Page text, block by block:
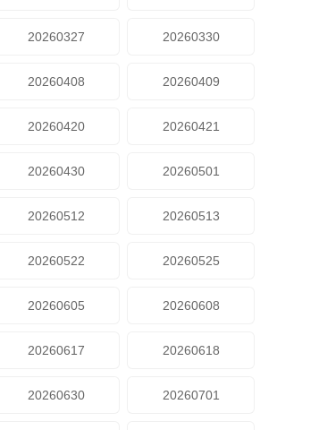
20260327 20260330
20260408 20260409
20260420 20260421
20260430 20260501
20260512 20260513
20260522 20260525
20260605 20260608
20260617 20260618
20260630 20260701